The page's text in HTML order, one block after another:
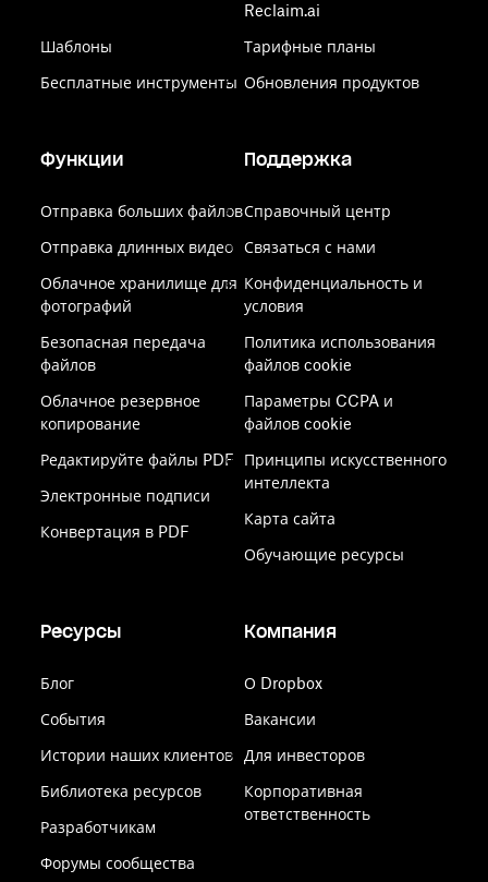
Шаблоны
Бесплатные инструменты
Reclaim.ai
Тарифные планы
Обновления продуктов
Функции
Отправка больших файлов
Отправка длинных видео
Облачное хранилище для
фотографий
Безопасная передача
файлов
Облачное резервное
копирование
Редактируйте файлы PDF
Электронные подписи
Конвертация в PDF
Поддержка
Справочный центр
Связаться с нами
Конфиденциальность и
условия
Политика использования
файлов cookie
Параметры CCPA и
файлов cookie
Принципы искусственного
интеллекта
Карта сайта
Обучающие ресурсы
Ресурсы
Блог
События
Истории наших клиентов
Библиотека ресурсов
Разработчикам
Форумы сообщества
Компания
О Dropbox
Вакансии
Для инвесторов
Корпоративная
ответственность